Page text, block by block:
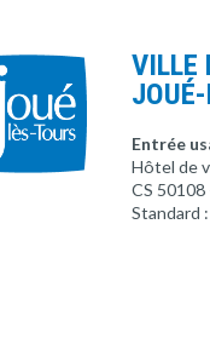
VILLE
Entrée
Hôtel de
CS
Standard